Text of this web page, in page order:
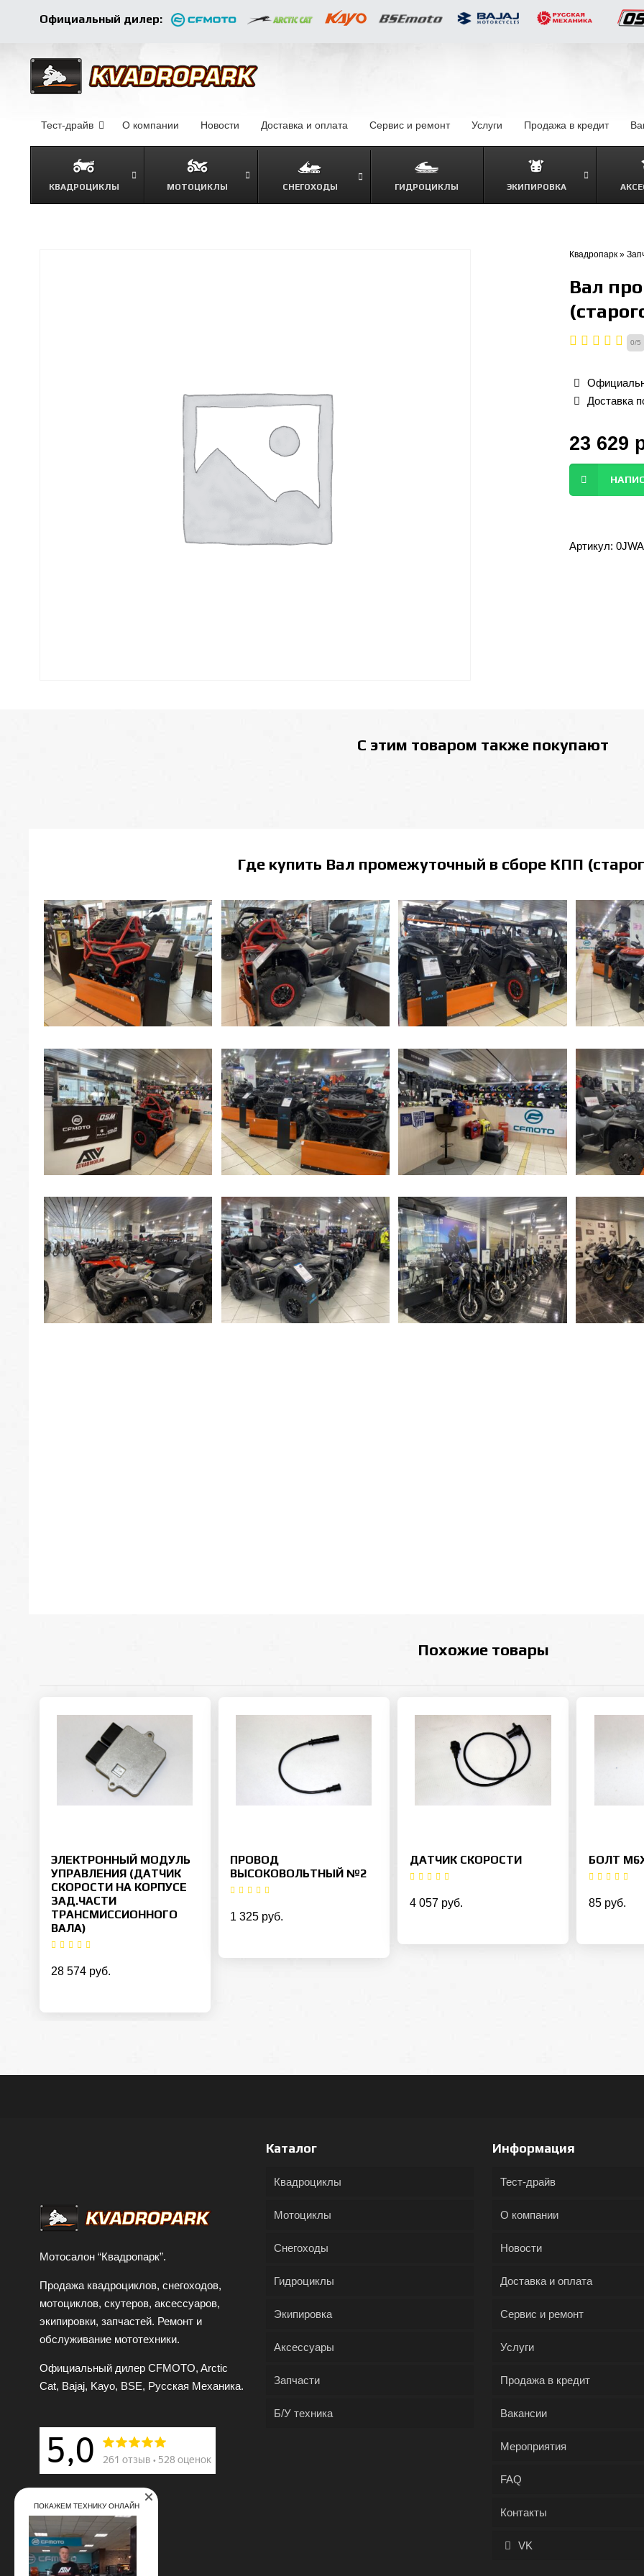
Официальный дилер:
Тест-драйв О компании Новости Доставка и оплата Сервис и ремонт Услуги Продажа в кредит–
КВАДРОЦИКЛЫ МОТОЦИКЛЫ СНЕГОХОДЫ
ГИДРОЦИКЛЫ
ЭКИПИРОВКА
Квадропарк »
Вал
0/5
Доставка
23 629
Артикул:
С этим товаром также покупают
Где купить Вал промежуточный в сборе КПП
Похожие товары
ЭЛЕКТРОННЫЙ МОДУЛЬ
УПРАВЛЕНИЯ (ДАТЧИК
СКОРОСТИ НА КОРПУСЕ
ЗАД.ЧАСТИ
ТРАНСМИССИОННОГО
ВАЛА)
28 574 руб.
ПРОВОД
ВЫСОКОВОЛЬТНЫЙ №2
1 325 руб.
ДАТЧИК СКОРОСТИ
4 057 руб.
БОЛТ
85 руб.
Мотосалон “Квадропарк”.
Продажа квадроциклов, снегоходов,
мотоциклов, скутеров, аксессуаров,
экипировки, запчастей. Ремонт и
обслуживание мототехники.
Официальный дилер CFMOTO, Arctic
Cat, Bajaj, Kayo, BSE, Русская Механика.
Каталог
Квадроциклы
Мотоциклы
Снегоходы
Гидроциклы
Экипировка
Аксессуары
Запчасти
Б/У техника
Информация
Тест-драйв
О компании
Новости
Доставка и оплата
Сервис и ремонт
Услуги
Продажа в кредит
Вакансии
Мероприятия
FAQ
Контакты
VK
ПОКАЖЕМ ТЕХНИКУ ОНЛАЙН